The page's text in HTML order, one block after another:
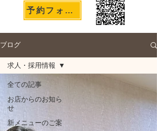
予約フォームへ
ブログ
全ての記事
お店からのお知ら
せ
新メニューのご案
求人・採用情報